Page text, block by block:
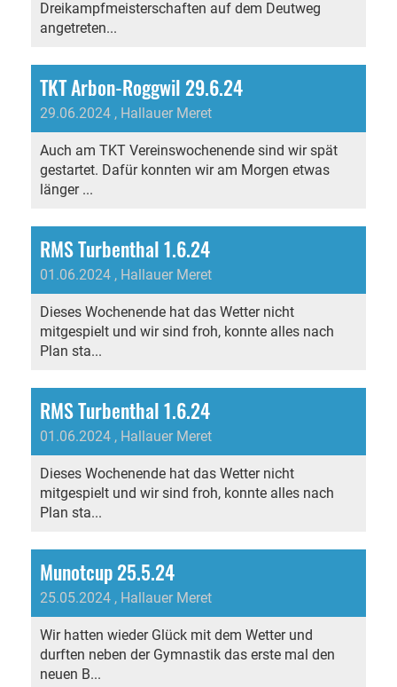
Dreikampfmeisterschaften auf dem Deutweg
angetreten...
TKT Arbon-Roggwil 29.6.24
29.06.2024 , Hallauer Meret
Auch am TKT Vereinswochenende sind wir spät
gestartet. Dafür konnten wir am Morgen etwas
länger ...
RMS Turbenthal 1.6.24
01.06.2024 , Hallauer Meret
Dieses Wochenende hat das Wetter nicht
mitgespielt und wir sind froh, konnte alles nach
Plan sta...
RMS Turbenthal 1.6.24
01.06.2024 , Hallauer Meret
Dieses Wochenende hat das Wetter nicht
mitgespielt und wir sind froh, konnte alles nach
Plan sta...
Munotcup 25.5.24
25.05.2024 , Hallauer Meret
Wir hatten wieder Glück mit dem Wetter und
durften neben der Gymnastik das erste mal den
neuen B...